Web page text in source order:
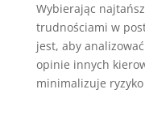
Wybierając
trudnościami w
jest, aby
opinie innych
minimalizuje